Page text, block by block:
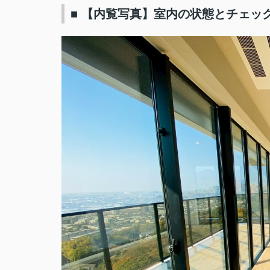
■ 【内覧写真】室内の状態とチェッ